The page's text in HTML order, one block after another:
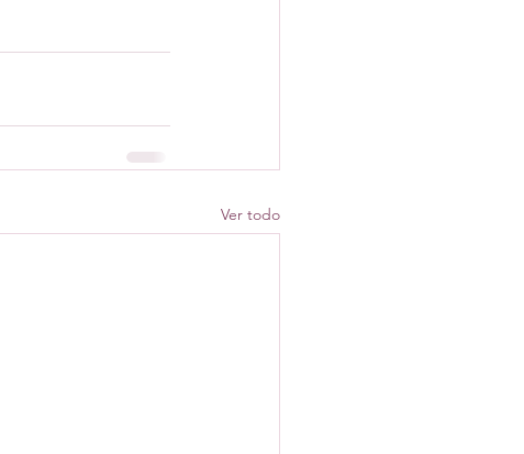
Ver todo